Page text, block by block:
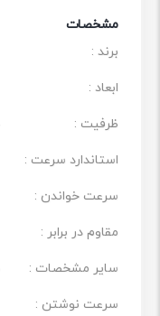
مشخصات
برند :
ابعاد :
ظرفیت :
استاندارد سرعت :
سرعت خواندن :
مقاوم در برابر :
سایر مشخصات :
سرعت نوشتن :